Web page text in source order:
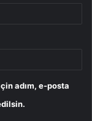
adım, e-posta